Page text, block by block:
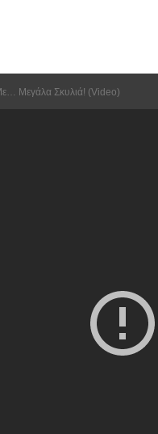
Μεγάλα Σκυλιά! (video)